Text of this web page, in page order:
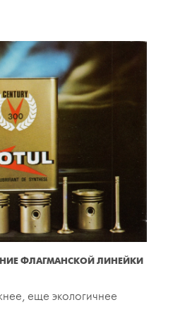
ФЛАГМАНСКОЙ ЛИНЕЙКИ
еще экологичнее